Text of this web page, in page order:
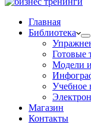
Главная
Библиотека
Готовые
Модели
Учебное
Магазин
Контакты